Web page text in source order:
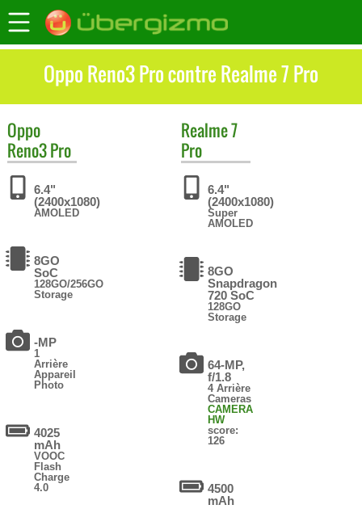
Oppo Reno3 Pro contre Realme 7 Pro
Oppo
Reno3 Pro
6.4"
(2400x1080)
AMOLED
8GO
SoC
128GO/256GO
Storage
-MP
1
Arrière
Appareil
Photo
4025
mAh
VOOC
Flash
Charge
4.0
Realme7
Pro
6.4"
(2400x1080)
Super
AMOLED
8GO
Snapdragon
720 SoC
128GO
Storage
64-MP,
f/1.8
4 Arrière
Cameras
CAMERA
HW
score:
126
4500
mAh